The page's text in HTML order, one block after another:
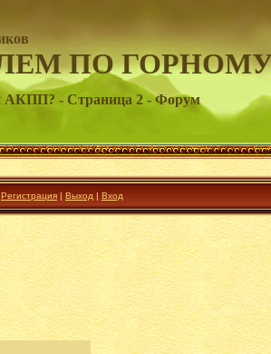
ПО
- Страница 2 - Форум
Регистрация | Выход | Вход